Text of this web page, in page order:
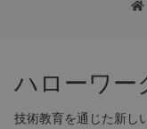
ハローワー
技術教育を通じた新し